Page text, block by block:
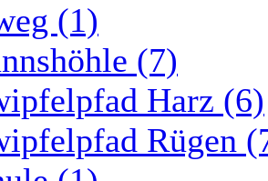
(1)
(7)
Harz (6)
Rügen